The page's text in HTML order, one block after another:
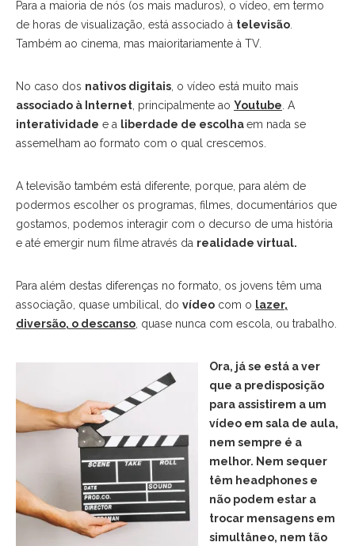
Para a maioria de nós (os mais maduros), o vídeo, em termo
de horas de visualização, está associado à televisão
Também ao cinema, mas maioritariamente à TV.
No caso dos nativos digitais , o vídeo está muito mais
associado à Internet , principalmente ao Youtube . A
interatividade e a liberdade de escolhaem nada se
assemelham ao formato com o qual crescemos.
A televisão também está diferente, porque, para além de
podermos escolher os programas, filmes, documentários que
gostamos, podemos interagir com o decurso de uma história
e até emergir num filme através da realidade virtual.
Para além destas diferenças no formato, os jovens têm uma
associação, quase umbilical, do vídeo com o lazer,
diversão, o descanso , quase nunca com escola, ou trabalho.
Ora, já se está a ver
que a predisposição
para assistirem a um
vídeo em sala de aula,
nem sempre é a
melhor. Nem sequer
têm headphones e
não podem estar a
trocar mensagens em
simultâneo, nem tão